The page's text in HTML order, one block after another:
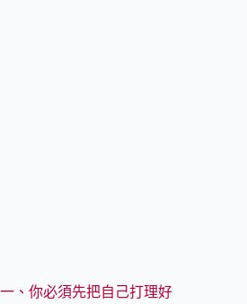
一、你必須先把自己打理好